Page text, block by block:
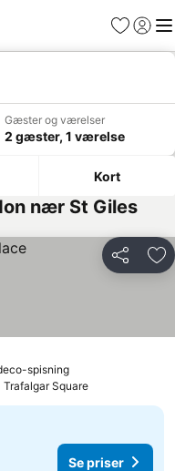
Favoritter
Log ind
Gæster og værelser
2 gæster, 1 værelse
Kort
nær St Giles
Del
spisning
Trafalgar Square
Se priser